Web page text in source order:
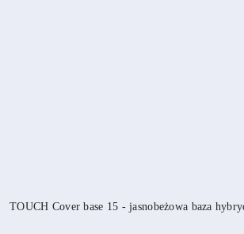
TOUCH Cover base 15 - jasnobeżowa baza